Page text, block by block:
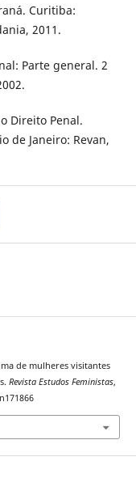
Curitiba:
2011.
Parte general. 2
Direito Penal.
de Janeiro: Revan,
de mulheres visitantes
Revista Estudos Feministas,